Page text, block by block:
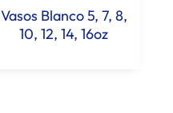
Vasos Blanco 5, 7, 8,
10, 12, 14, 16oz